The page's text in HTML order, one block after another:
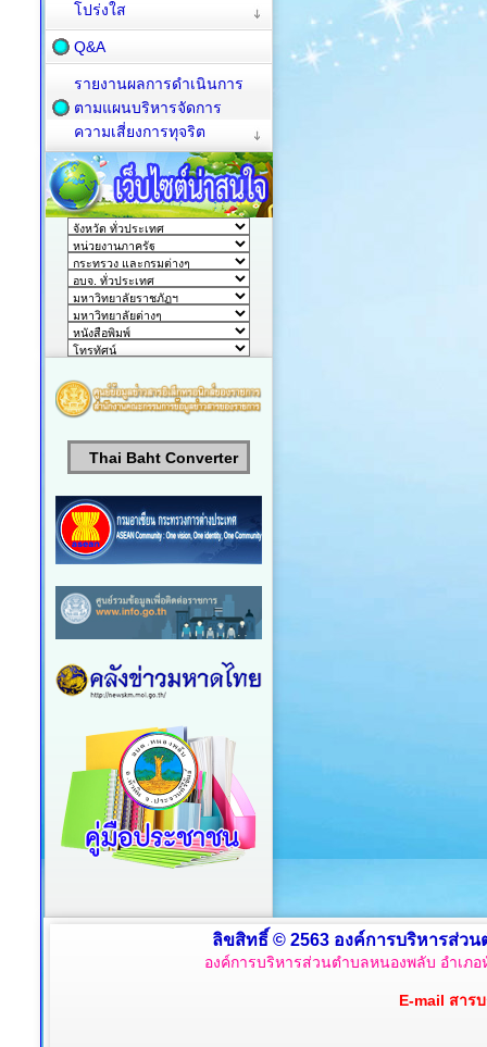
โปร่งใส
Q&A
รายงานผลการดำเนินการ
ตามแผนบริหารจัดการ
ความเสี่ยงการทุจริต
Thai Baht Converter
ลิขสิทธิ์ © 2563 องค์การบริหารส่ว
องค์การบริหารส่วนตำบลหนองพลับ อำเภ
E-mail สาร